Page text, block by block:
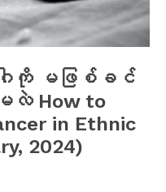
ာဂါကို မဖြစ်ခင်
How to
in Ethnic
2024)